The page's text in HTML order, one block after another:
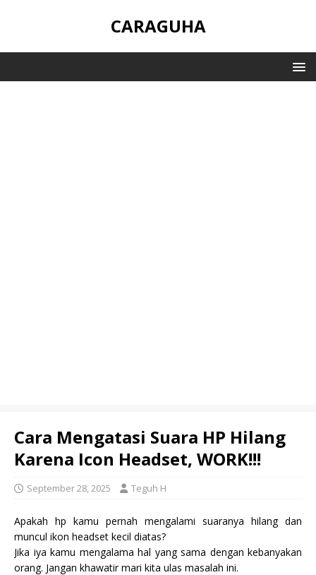
CARAGUHA
Cara Mengatasi Suara HP Hilang
Karena Icon Headset, WORK!!!
September 28, 2025 Teguh H
Apakah hp kamu pernah mengalami suaranya hilang dan
muncul ikon headset kecil diatas?
Jika iya kamu mengalama hal yang sama dengan kebanyakan
orang. Jangan khawatir mari kita ulas masalah ini.